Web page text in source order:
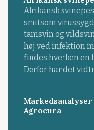
Afrikansk
smitsom
tamsvin og
høj ved infektion
findes hverken en
Derfor har det
Agrocura